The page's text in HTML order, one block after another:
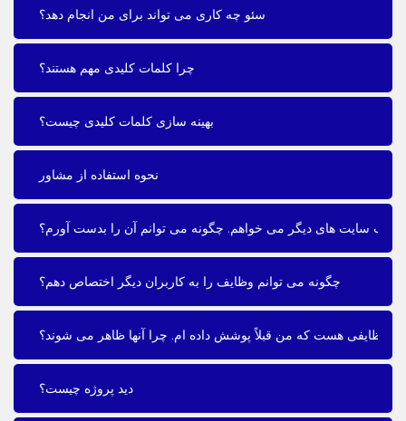
سئو چه کاری می تواند برای من انجام دهد؟
چرا کلمات کلیدی مهم هستند؟
بهینه سازی کلمات کلیدی چیست؟
نحوه استفاده از مشاور
وب سایت های دیگر می خواهم. چگونه می توانم آن را بدست آورم؟
چگونه می توانم وظایف را به کاربران دیگر اختصاص دهم؟
وظایفی هست که من قبلاً پوشش داده ام. چرا آنها ظاهر می شوند؟
دید پروژه چیست؟